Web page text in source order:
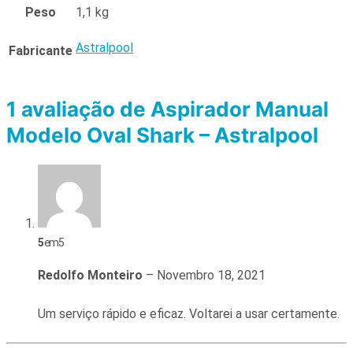
Peso 1,1 kg
Fabricante Astralpool
1 avaliação de Aspirador Manual
Modelo Oval Shark – Astralpool
5em 5
Redolfo Monteiro – Novembro 18, 2021
Um serviço rápido e eficaz. Voltarei a usar certamente.